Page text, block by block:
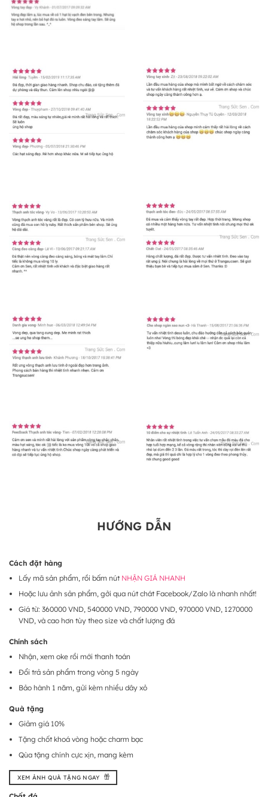
HƯỚNG DẪN
Cách đặt hàng
Lấy mã sản phẩm, rồi bấm nút NHẬN GIÁ NHANH
Hoặc lưu ảnh sản phẩm, gởi qua nút chát Facebook/Zalo là nhanh nhất!
Giá từ: 360000 VND, 540000 VND, 790000 VND, 970000 VND, 1270000
VND, và cao hơn tùy theo size và chất lượng đá
Chính sách
Nhận, xem oke rồi mới thanh toán
Đổi trả sản phẩm trong vòng 5 ngày
Bảo hành 1 năm, gửi kèm nhiều dây xỏ
Quà tặng
Giảm giá 10%
Tặng chốt khoá vòng hoặc charm bạc
Qùa tặng chính cực xịn, mang kèm
XEM ẢNH QUÀ TẶNG NGAY